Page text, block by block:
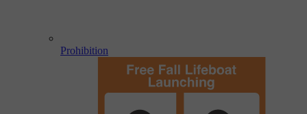
Prohibition